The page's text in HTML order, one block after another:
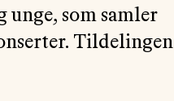
som samler
Tildelingen